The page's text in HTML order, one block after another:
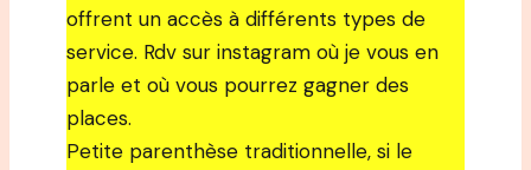
offrent un accès à différents types de
service. Rdv sur instagram où je vous en
parle et où vous pourrez gagner des
places.
Petite parenthèse traditionnelle, si le